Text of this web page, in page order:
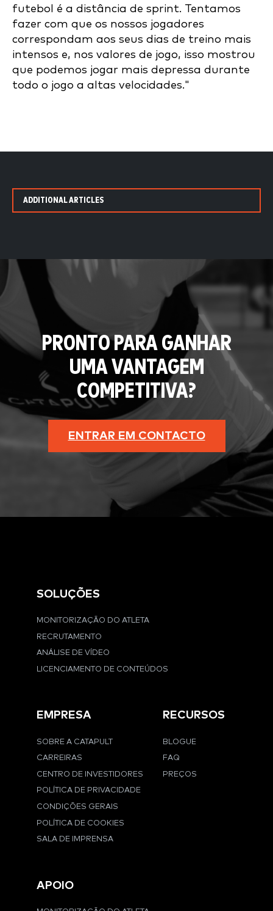
futebol é a distância de sprint. Tentamos
fazer com que os nossos jogadores
correspondam aos seus dias de treino mais
intensos e, nos valores de jogo, isso mostrou
que podemos jogar mais depressa durante
todo o jogo a altas velocidades."
ADDITIONAL ARTICLES
PRONTO PARA GANHAR
UMA VANTAGEM
COMPETITIVA?
ENTRAR EM CONTACTO
SOLUÇÕES
MONITORIZAÇÃO DO ATLETA
RECRUTAMENTO
ANÁLISE DE VÍDEO
LICENCIAMENTO DE CONTEÚDOS
EMPRESA
SOBRE A CATAPULT
CARREIRAS
CENTRO DE INVESTIDORES
POLÍTICA DE PRIVACIDADE
CONDIÇÕES GERAIS
POLÍTICA DE COOKIES
SALA DE IMPRENSA
RECURSOS
BLOGUE
FAQ
PREÇOS
APOIO